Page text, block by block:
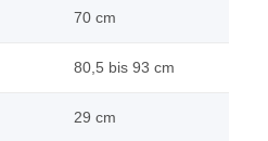
70 cm
80,5 bis 93 cm
29 cm